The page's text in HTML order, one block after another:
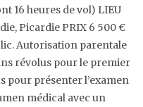
16 heures de vol) LIEU
Picardie PRIX 6 500 €
Autorisation parentale
révolus pour le premier
pour présenter l’examen
médical avec un